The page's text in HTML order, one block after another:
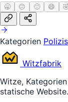
🥱 😐 🙂 😄
Kategorien
Witzfabrik
Witze,
statische Website.